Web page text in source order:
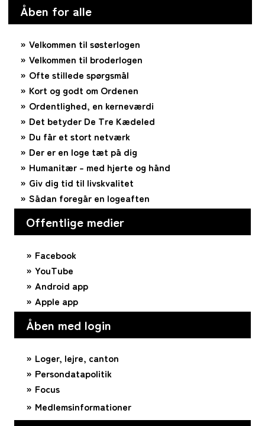
Åben for alle
Velkommen til søsterlogen
Velkommen til broderlogen
Ofte stillede spørgsmål
Kort og godt om Ordenen
Ordentlighed, en kerneværdi
Det betyder De Tre Kædeled
Du får et stort netværk
Der er en loge tæt på dig
Humanitær – med hjerte og hånd
Giv dig tid til livskvalitet
Sådan foregår en logeaften
Offentlige medier
Facebook
YouTube
Android app
Apple app
Åben med login
Loger, lejre, canton
Persondatapolitik
Focus
Medlemsinformationer